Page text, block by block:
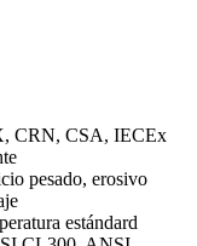
CRN, CSA, IECEx
pesado, erosivo
estándard